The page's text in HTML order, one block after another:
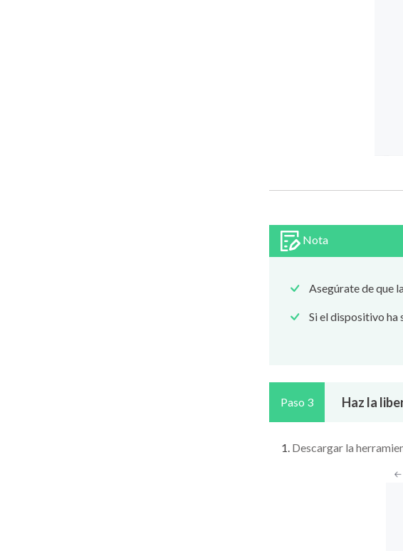
Nota
Asegúrate de que
Si el dispositivo
Paso 3 Haz la
Descargar la